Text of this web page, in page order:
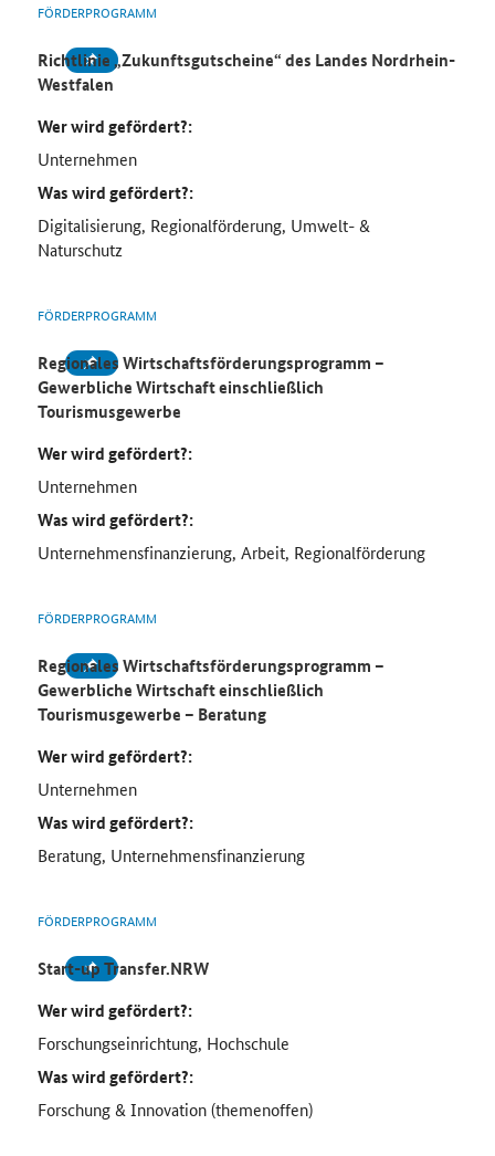
FÖRDERPROGRAMM
Richtlinie „Zukunftsgutscheine“ des Landes Nordrhein-
Westfalen
Wer wird gefördert?:
Unternehmen
Was wird gefördert?:
Digitalisierung, Regionalförderung, Umwelt- &
Naturschutz
FÖRDERPROGRAMM
Regionales Wirtschaftsförderungsprogramm –
Gewerbliche Wirtschaft einschließlich
Tourismusgewerbe
Wer wird gefördert?:
Unternehmen
Was wird gefördert?:
Unternehmensfinanzierung, Arbeit, Regionalförderung
FÖRDERPROGRAMM
Regionales Wirtschaftsförderungsprogramm –
Gewerbliche Wirtschaft einschließlich
Tourismusgewerbe – Beratung
Wer wird gefördert?:
Unternehmen
Was wird gefördert?:
Beratung, Unternehmensfinanzierung
FÖRDERPROGRAMM
Start-up Transfer.NRW
Wer wird gefördert?:
Forschungseinrichtung, Hochschule
Was wird gefördert?:
Forschung & Innovation (themenoffen)